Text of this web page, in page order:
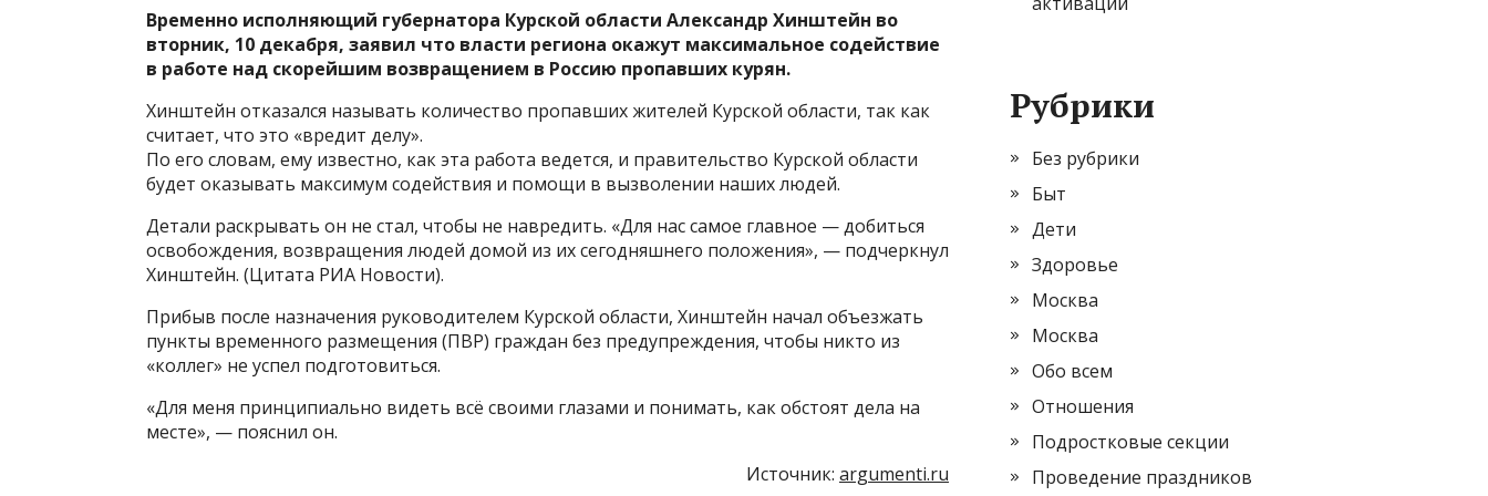
Временно исполняющий губернатора Курской области Александр Хинштейн во
вторник, 10 декабря, заявил что власти региона окажут максимальное содействие
в работе над скорейшим возвращением в Россию пропавших курян.
Хинштейн отказался называть количество пропавших жителей Курской области, так как
считает, что это «вредит делу».
По его словам, ему известно, как эта работа ведется, и правительство Курской области
будет оказывать максимум содействия и помощи в вызволении наших людей.
Детали раскрывать он не стал, чтобы не навредить. «Для нас самое главное — добиться
освобождения, возвращения людей домой из их сегодняшнего положения», — подчеркнул
Хинштейн. (Цитата РИА Новости).
Прибыв после назначения руководителем Курской области, Хинштейн начал объезжать
пункты временного размещения (ПВР) граждан без предупреждения, чтобы никто из
«коллег» не успел подготовиться.
«Для меня принципиально видеть всё своими глазами и понимать, как обстоят дела на
месте», — пояснил он.
Источник: argumenti.ru
Рубрики
Без рубрики
Быт
Дети
Здоровье
Москва
Москва
Обо всем
Отношения
Подростковые секции
Проведение праздников